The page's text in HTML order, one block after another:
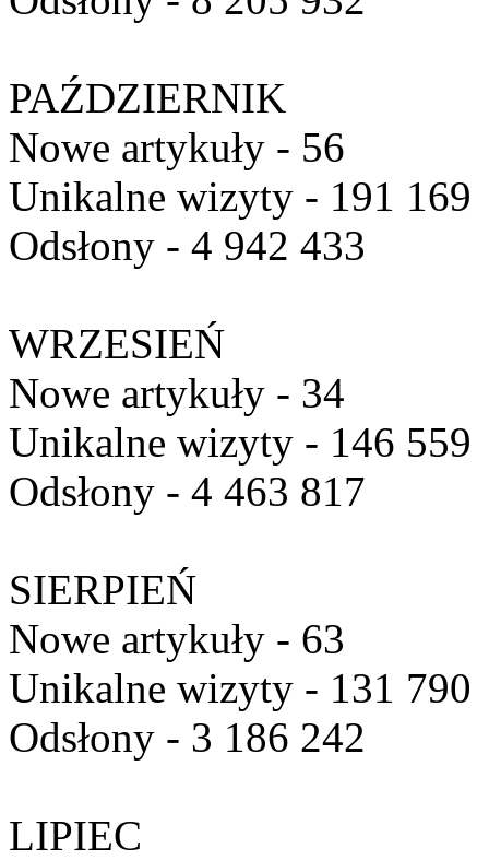
PAŹDZIERNIK
Nowe artykuły - 56
Unikalne wizyty - 191 169
Odsłony - 4 942 433
WRZESIEŃ
Nowe artykuły - 34
Unikalne wizyty - 146 559
Odsłony - 4 463 817
SIERPIEŃ
Nowe artykuły - 63
Unikalne wizyty - 131 790
Odsłony - 3 186 242
LIPIEC